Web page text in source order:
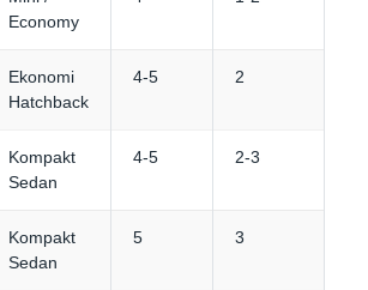
Economy
Ekonomi
Hatchback
4-5 2
Kompakt
Sedan
4-5 2-3
Kompakt
Sedan
5 3